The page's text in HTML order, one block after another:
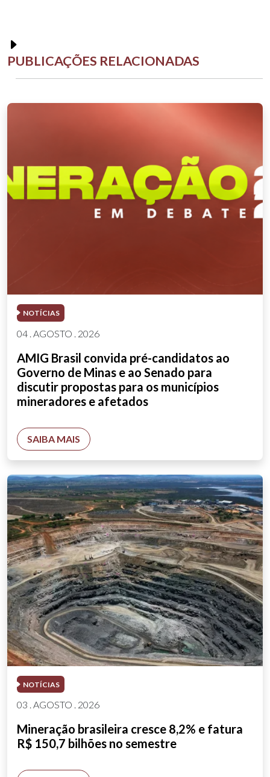
PUBLICAÇÕES RELACIONADAS
NOTÍCIAS
04 . AGOSTO . 2026
AMIG Brasil convida pré-candidatos ao
Governo de Minas e ao Senado para
discutir propostas para os municípios
mineradores e afetados
SAIBA MAIS
NOTÍCIAS
03 . AGOSTO . 2026
Mineração brasileira cresce 8,2% e fatura
R$ 150,7 bilhões no semestre